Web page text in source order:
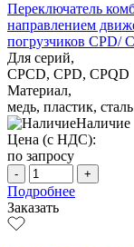
Переключатель
направлением
погрузчиков CPD/
Для серий,
CPCD, CPD, CPQD
Материал,
медь, пластик, сталь
Наличие
Цена (с НДС):
по запросу
- +
Подробнее
Заказать